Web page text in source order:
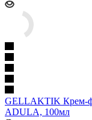
GELLAKTIK Крем-
ADULA, 100мл